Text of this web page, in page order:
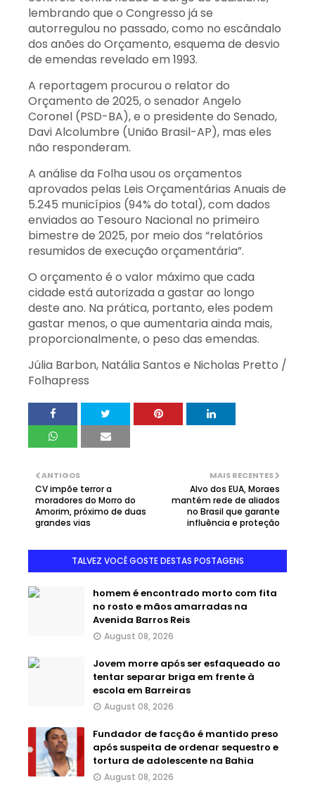
lembrando que o Congresso já se
autorregulou no passado, como no escândalo
dos anões do Orçamento, esquema de desvio
de emendas revelado em 1993.
A reportagem procurou o relator do
Orçamento de 2025, o senador Angelo
Coronel (PSD-BA), e o presidente do Senado,
Davi Alcolumbre (União Brasil-AP), mas eles
não responderam.
A análise da Folha usou os orçamentos
aprovados pelas Leis Orçamentárias Anuais de
5.245 municípios (94% do total), com dados
enviados ao Tesouro Nacional no primeiro
bimestre de 2025, por meio dos “relatórios
resumidos de execução orçamentária”.
O orçamento é o valor máximo que cada
cidade está autorizada a gastar ao longo
deste ano. Na prática, portanto, eles podem
gastar menos, o que aumentaria ainda mais,
proporcionalmente, o peso das emendas.
Júlia Barbon, Natália Santos e Nicholas Pretto /
Folhapress
MAIS RECENTES
Alvo dos EUA, Moraes
mantém rede de aliados
no Brasil que garante
influência e proteção
ANTIGOS
CV impõe terror a
moradores do Morro do
Amorim, próximo de duas
grandes vias
TALVEZ VOCÊ GOSTE DESTAS POSTAGENS
homem é encontrado morto com fita
no rosto e mãos amarradas na
Avenida Barros Reis
August 08, 2026
Jovem morre após ser esfaqueado ao
tentar separar briga em frente à
escola em Barreiras
August 08, 2026
Fundador de facção é mantido preso
após suspeita de ordenar sequestro e
tortura de adolescente na Bahia
August 08, 2026